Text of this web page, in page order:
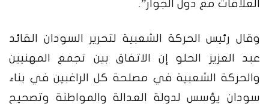
العلاقات مع دول الجوار”.
وقال رئيس الحركة الشعبية لتحرير السودان القائد
عبد العزيز الحلو إن الاتفاق بين تجمع المهنيين
والحركة الشعبية في مصلحة كل الراغبين في بناء
سودان يؤسس لدولة العدالة والمواطنة وتصحيح